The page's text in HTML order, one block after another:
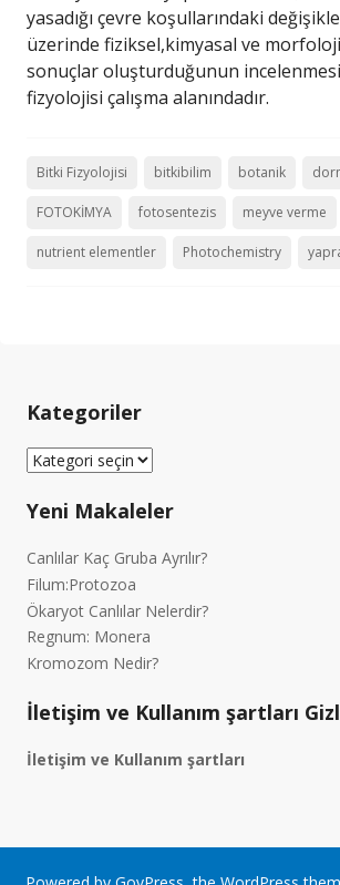
yasadığı çevre koşullarındaki
üzerinde fiziksel,kimyasal ve
sonuçlar oluşturduğunun
fizyolojisi çalışma alanındadır.
Bitki Fizyolojisi bitkibilim botanik
FOTOKİMYA fotosentezis meyve verme
nutrient elementler Photochemistry
Kategoriler
Kategoriler
Yeni Makaleler
Canlılar Kaç Gruba Ayrılır?
Filum:Protozoa
Ökaryot Canlılar Nelerdir?
Regnum: Monera
Kromozom Nedir?
İletişim ve Kullanım şartları
İletişim ve Kullanım şartları